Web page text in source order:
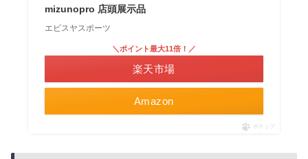
mizunopro 店頭展示品
エビスヤスポーツ
Amazon
＼ポイント最大11倍！／
楽天市場
ポチップ